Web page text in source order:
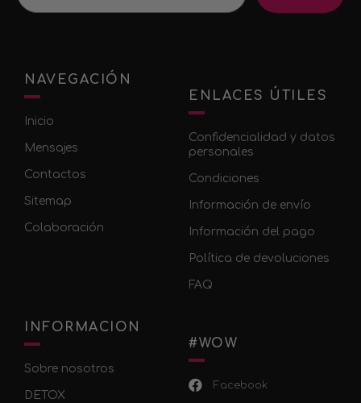
NAVEGACIÓN
Inicio
Mensajes
Contactos
Sitemap
Colaboración
ENLACES ÚTILES
Confidencialidad y datos
personales
Condiciones
Información de envío
Información del pago
Política de devoluciones
FAQ
INFORMACION
Sobre nosotros
DETOX
#WOW
Facebook